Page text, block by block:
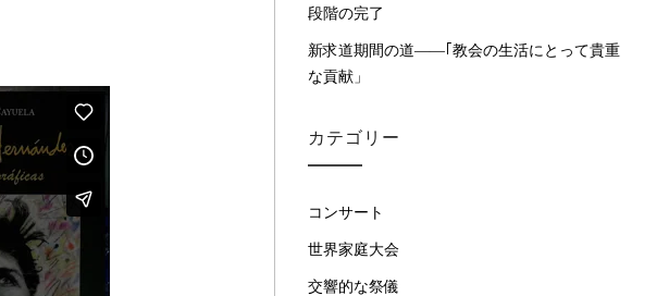
段階の完了
新求道期間の道――｢教会の生活にとって貴重
な貢献」
カテゴリー
コンサート
世界家庭大会
交響的な祭儀